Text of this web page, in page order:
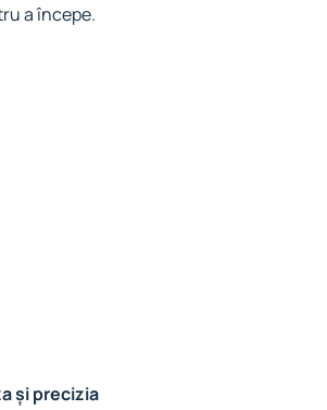
a începe.
și precizia